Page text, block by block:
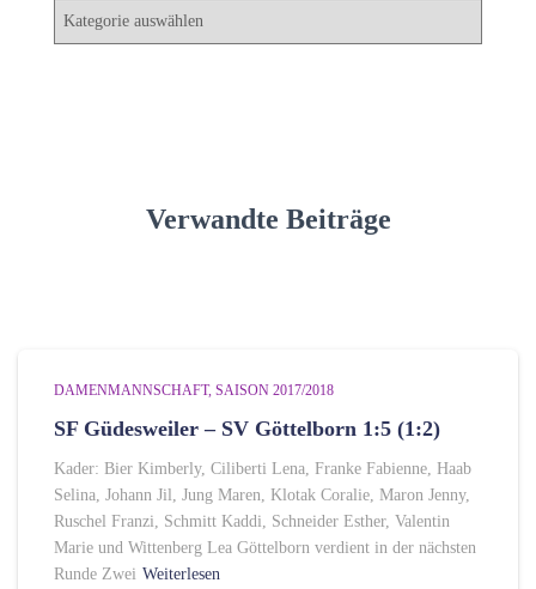
K
Verwandte Beiträge
DAMENMANNSCHAFT SAISON 2017/2018
SF Güdesweiler – SV Göttelborn 1:5 (1:2)
Kader: Bier Kimberly, Ciliberti Lena, Franke Fabienne, Haab
Selina, Johann Jil, Jung Maren, Klotak Coralie, Maron Jenny,
Ruschel Franzi, Schmitt Kaddi, Schneider Esther, Valentin
Marie und Wittenberg Lea Göttelborn verdient in der nächsten
Runde Zwei Weiterlesen